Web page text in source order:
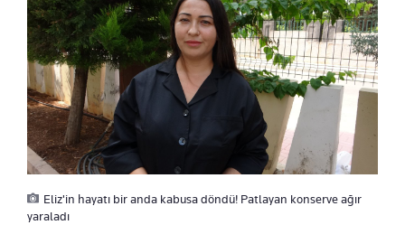
Eliz'in hayatı bir anda kabusa döndü! Patlayan konserve ağır
yaraladı